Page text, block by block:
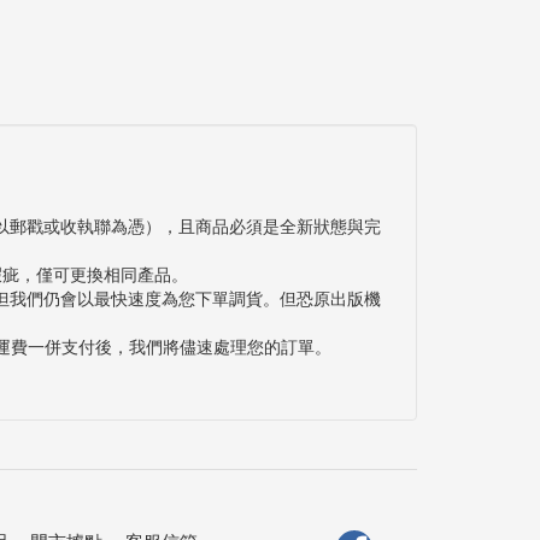
戳或收執聯為憑），且商品必須是全新狀態與完
，僅可更換相同產品。
們仍會以最快速度為您下單調貨。但恐原出版機
一併支付後，我們將儘速處理您的訂單。